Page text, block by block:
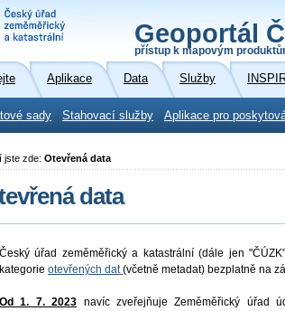
Geoportál
přístup k mapovým
Aplikace Data Služby
sady Stahovací služby Aplikace pro
jste zde: Otevřená data
data
Český úřad zeměměřický a katastrální (dále jen
kategorie otevřených dat(včetně metadat) bezplatně na
Od 1. 7. 2023 navíc zveřejňuje Zeměměřický úřad